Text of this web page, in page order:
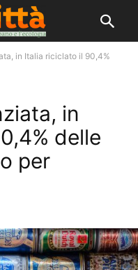
in Italia riciclato il 90,4%
in
delle
per